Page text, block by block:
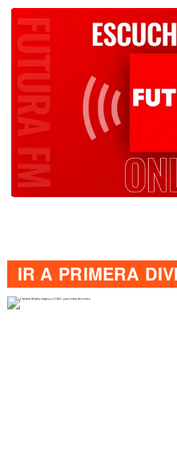
IR A PRIMERA